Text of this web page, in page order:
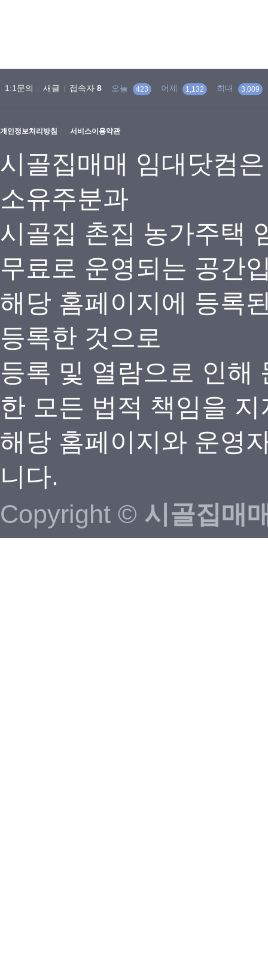
1:1문의 새글 접속자 8 오늘 423 어제 1,132 최대 3,009
개인정보처리방침 서비스이용약관
시골집매매 임대닷컴
소유주분과
시골집 촌집 농가주택
무료로 운영되는 공간
해당 홈페이지에 등록
등록한 것으로
등록 및 열람으로 인해
한 모든 법적 책임을
해당 홈페이지와 운영
니다.
Copyright © 시골집매